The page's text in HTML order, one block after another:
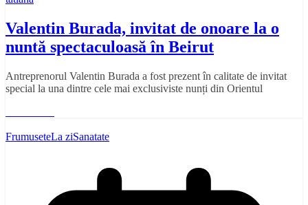
Valentin Burada, invitat de onoare la o
nuntă spectaculoasă în Beirut
Antreprenorul Valentin Burada a fost prezent în calitate de invitat
special la una dintre cele mai exclusiviste nunți din Orientul
FrumuseteLa ziSanatate